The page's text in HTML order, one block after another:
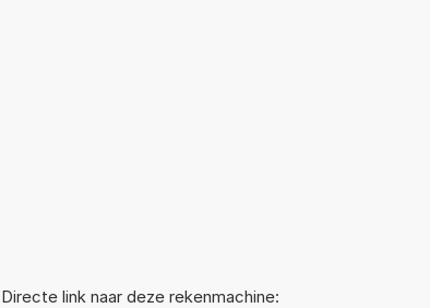
Directe link naar deze rekenmachine: